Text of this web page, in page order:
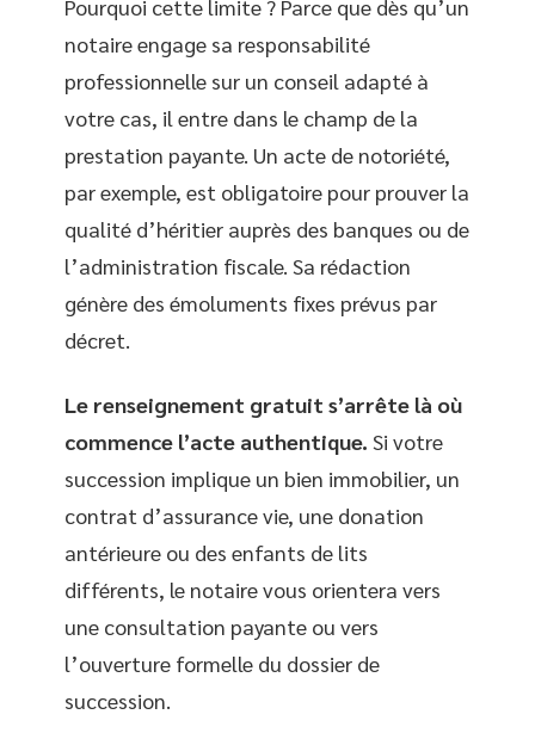
Pourquoi cette limite ? Parce que dès qu’un
notaire engage sa responsabilité
professionnelle sur un conseil adapté à
votre cas, il entre dans le champ de la
prestation payante. Un acte de notoriété,
par exemple, est obligatoire pour prouver la
qualité d’héritier auprès des banques ou de
l’administration fiscale. Sa rédaction
génère des émoluments fixes prévus par
décret.
Le renseignement gratuit s’arrête là où
commence l’acte authentique. Si votre
succession implique un bien immobilier, un
contrat d’assurance vie, une donation
antérieure ou des enfants de lits
différents, le notaire vous orientera vers
une consultation payante ou vers
l’ouverture formelle du dossier de
succession.